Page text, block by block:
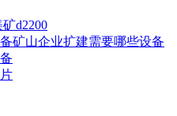
d2200
矿山企业扩建需要哪些设备